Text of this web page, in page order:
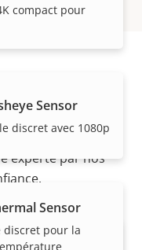
compact pour
Sensor
discret avec 1080p
Sensor
pour la
individuels sont
experte par nos